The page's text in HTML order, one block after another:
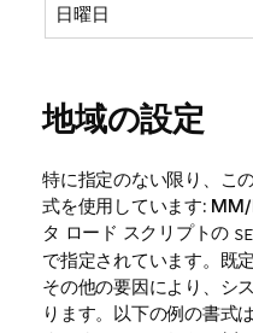
日曜日
地域の設定
特に指定のない限り、こ
式を使用しています:
タ ロード スクリプトの
で指定されています。既
その他の要因により、シ
ります。以下の例の書式